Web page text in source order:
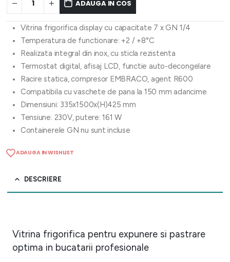
ADAUGA IN COS
Vitrina frigorifica display cu capacitate 7 x GN 1/4
Temperatura de functionare: +2 / +8°C
Realizata integral din inox, cu sticla rezistenta
Termostat digital, afisaj LCD, functie auto-decongelare
Racire statica, compresor EMBRACO, agent R600
Compatibila cu vaschete de pana la 150 mm adancime
Dimensiuni: 335x1500x(H)425 mm
Tensiune: 230V, putere: 161 W
Containerele GN nu sunt incluse
ADAUGA IN WISHLIST
DESCRIERE
Vitrina frigorifica pentru expunere si pastrare
optima in bucatarii profesionale